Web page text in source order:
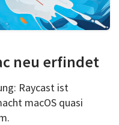
neu erfindet
Raycast ist
macOS quasi